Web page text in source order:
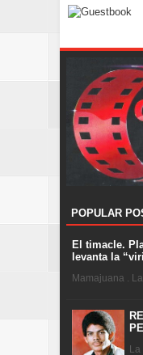
POPULAR
El timacle.
levanta la
Mamajuana .
La